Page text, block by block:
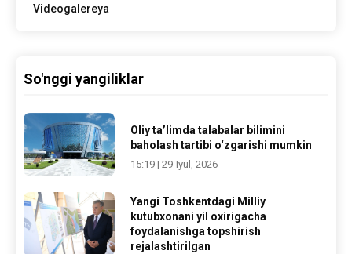
Videogalereya
So'nggi yangiliklar
Oliy ta’limda talabalar bilimini
baholash tartibi o‘zgarishi mumkin
15:19 | 29-Iyul, 2026
Yangi Toshkentdagi Milliy
kutubxonani yil oxirigacha
foydalanishga topshirish
rejalashtirilgan